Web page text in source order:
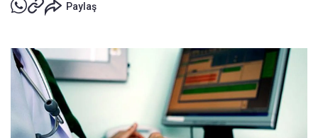
Paylaş